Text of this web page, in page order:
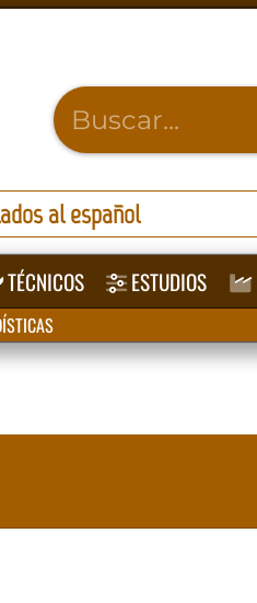
al español
TÉCNICOS ESTUDIOS